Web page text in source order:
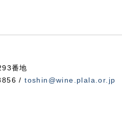
番地
/toshin@wine.plala.or.jp